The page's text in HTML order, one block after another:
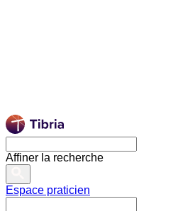
Affiner la recherche
Espace praticien